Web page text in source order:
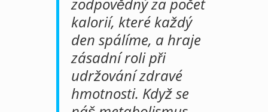
kalorií, které každý
den spálíme, a hraje
zásadní roli při
udržování zdravé
hmotnosti. Když se